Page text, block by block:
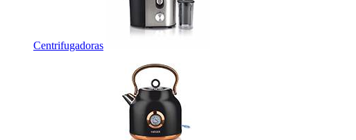
Centrifugadoras